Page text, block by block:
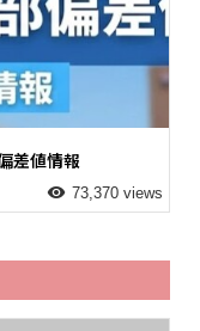
差値情報
73,370 views